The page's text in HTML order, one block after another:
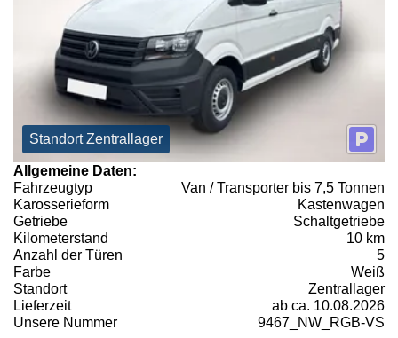
Standort Zentrallager
Allgemeine Daten:
Fahrzeugtyp
Van / Transporter bis 7,5 Tonnen
Karosserieform
Kastenwagen
Getriebe
Schaltgetriebe
Kilometerstand
10 km
Anzahl der Türen
5
Farbe
Weiß
Standort
Zentrallager
Lieferzeit
ab ca. 10.08.2026
Unsere Nummer
9467_NW_RGB-VS